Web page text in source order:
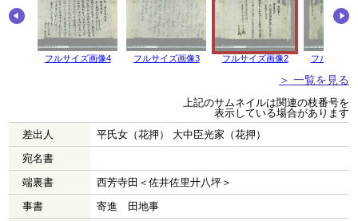
フルサイズ画像4 フルサイズ画像3 フルサイズ画像2 フルサイズ
＞ 一覧を見る
上記のサムネイルは関連の枝番号を
表示している場合があります
差出人
平氏女（花押） 大中臣光家（花押）
宛名書
端裏書
西芳寺田＜佐井佐里廾八坪＞
事書
寄進 田地事